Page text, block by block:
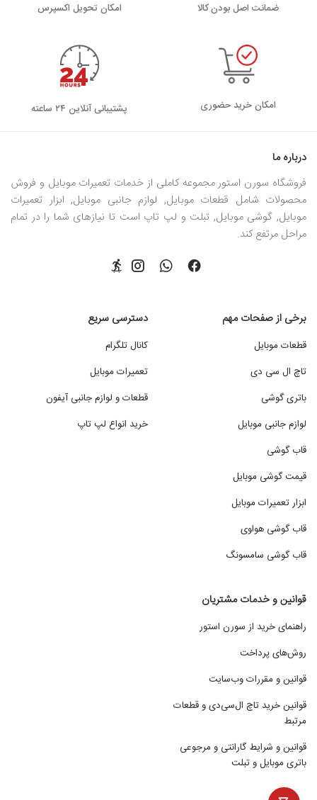
ضمانت اصل بودن کالا اﻣﮑﺎن ﺗﺤﻮﯾﻞ اﮐﺴﭙﺮس
امکان خرید حضوری پشتیبانی آنلاین ۲۴ ساعته
درباره ما
فروشگاه سورن استور مجموعه کاملی از خدمات تعمیرات موبایل و فروش
محصولات شامل قطعات موبایل, لوازم جانبی موبایل, ابزار تعمیرات
موبایل, گوشی موبایل, تبلت و لپ تاپ است تا نیازهای شما را در تمام
مراحل مرتفع کند.
برخی از صفحات مهم
قطعات موبایل
تاچ ال سی دی
باتری گوشی
لوازم جانبی موبایل
قاب گوشی
قیمت گوشی موبایل
ابزار تعمیرات موبایل
قاب گوشی هواوی
قاب گوشی سامسونگ
دسترسی سریع
کانال تلگرام
تعمیرات موبایل
قطعات و لوازم جانبی آیفون
خرید انواع لپ تاپ
قوانین و خدمات مشتریان
راهنمای خرید از سورن استور
روش‌های پرداخت
قوانین و مقررات وب‌سایت
قوانین خرید تاچ ال‌سی‌دی و قطعات
مرتبط
قوانین و شرایط گارانتی و مرجوعی
باتری موبایل و تبلت